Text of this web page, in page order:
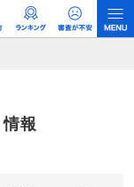
です。 ただし、特定の
ーザーへの口コミ収集な
報